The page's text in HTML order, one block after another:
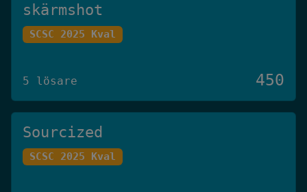
skärmshot
SCSC 2025 Kval
5 lösare 450
Sourcized
SCSC 2025 Kval